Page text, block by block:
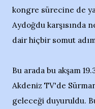
kongre sürecine de
Aydoğdu karşısında
dair hiçbir somut
Bu arada bu akşam
Akdeniz TV'de
geleceği duyuruldu.